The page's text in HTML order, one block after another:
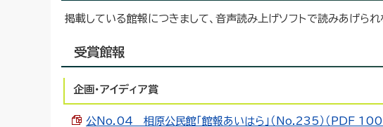
掲載している館報につきまして、音声読み上げソフトで読みあげら
受賞館報
企画・アイディア賞
公No.04 相原公民館「館報あいはら」（No.235）（PDF